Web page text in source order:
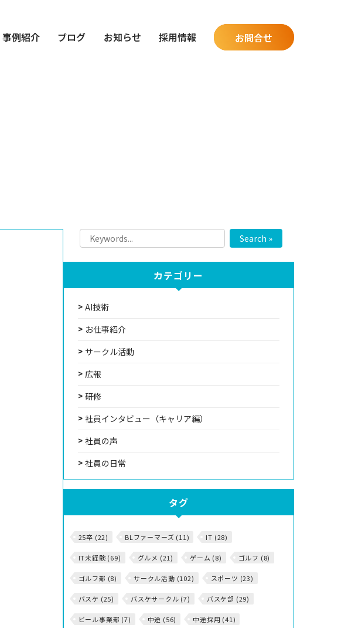
事例紹介 ブログ お知らせ 採用情報 お問合せ
Search »
カテゴリー
AI技術
お仕事紹介
サークル活動
広報
研修
社員インタビュー（キャリア編）
社員の声
社員の日常
タグ
25卒 (22) BLファーマーズ (11) IT (28)
IT未経験 (69) グルメ (21) ゲーム (8) ゴルフ (8)
ゴルフ部 (8) サークル活動 (102) スポーツ (23)
バスケ (25) バスケサークル (7) バスケ部 (29)
ビール事業部 (7) 中途 (56) 中途採用 (41)